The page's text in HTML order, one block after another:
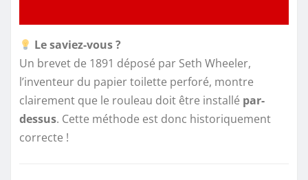
Le saviez-vous ?
Un brevet de 1891 déposé par Seth Wheeler,
l’inventeur du papier toilette perforé, montre
clairement que le rouleau doit être installé par-
dessus. Cette méthode est donc historiquement
correcte !